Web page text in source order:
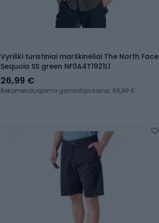
Vyriški turistiniai marškinėliai The North Face
Sequoia SS green NF0A4T1921L1
26,99 €
Rekomenduojama gamintojo kaina: 69,99 €